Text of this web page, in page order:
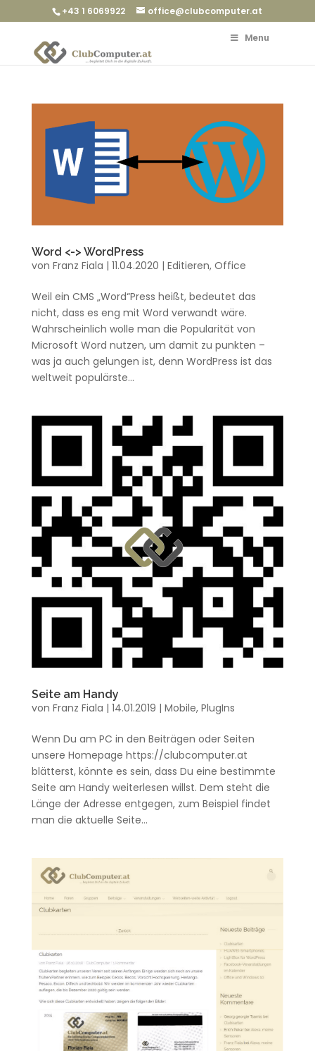
+43 1 6069922 office@clubcomputer.at
Menu
Word <-> WordPress
von Franz Fiala | 11.04.2020 | Editieren, Office
Weil ein CMS „Word“Press heißt, bedeutet das
nicht, dass es eng mit Word verwandt wäre.
Wahrscheinlich wolle man die Popularität von
Microsoft Word nutzen, um damit zu punkten –
was ja auch gelungen ist, denn WordPress ist das
weltweit populärste...
Seite am Handy
von Franz Fiala | 14.01.2019 | Mobile, PlugIns
Wenn Du am PC in den Beiträgen oder Seiten
unsere Homepage https://clubcomputer.at
blätterst, könnte es sein, dass Du eine bestimmte
Seite am Handy weiterlesen willst. Dem steht die
Länge der Adresse entgegen, zum Beispiel findet
man die aktuelle Seite...